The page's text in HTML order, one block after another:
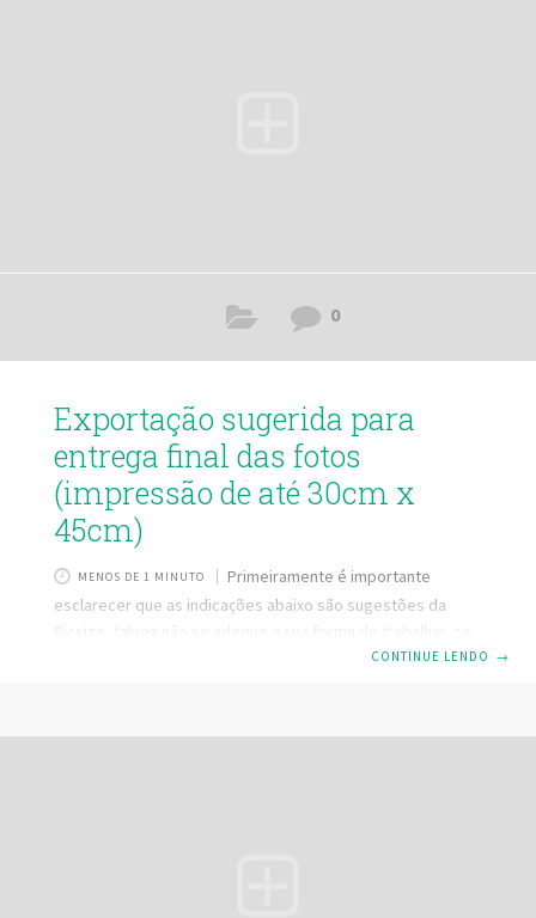
0
Exportação sugerida para
entrega final das fotos
(impressão de até 30cm x
45cm)
MENOS DE 1 MINUTO
Primeiramente é importante
esclarecer que as indicações abaixo são sugestões da
Picsize, talvez não se adeque a sua forma de trabalhar, se
for o caso, compartilhe conosco o porquê, queremos
Resolução: 300dpi – é a quantidade de dpi que defini a
CONTINUE LENDO →